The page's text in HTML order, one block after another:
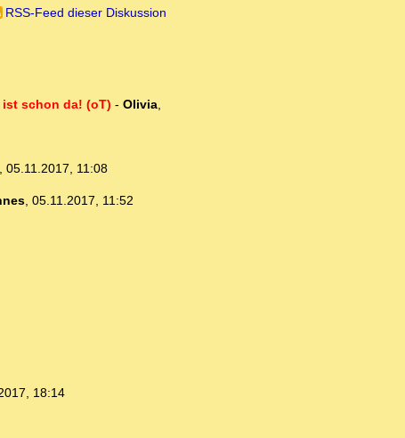
RSS-Feed dieser Diskussion
schon da! (oT) - Olivia,
05.11.2017, 11:08
, 05.11.2017, 11:52
18:14